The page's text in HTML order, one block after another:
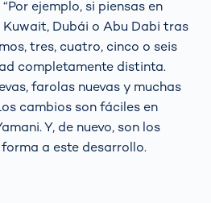
ejemplo, si piensas en
Dubái o Abu Dabi tras
tres, cuatro, cinco o seis
completamente distinta.
farolas nuevas y muchas
cambios son fáciles en
Y, de nuevo, son los
a este desarrollo.